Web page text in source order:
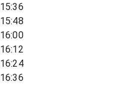
15:36
15:48
16:00
16:12
16:24
16:36